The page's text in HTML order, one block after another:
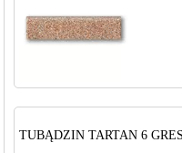
TUBĄDZIN TARTAN 6